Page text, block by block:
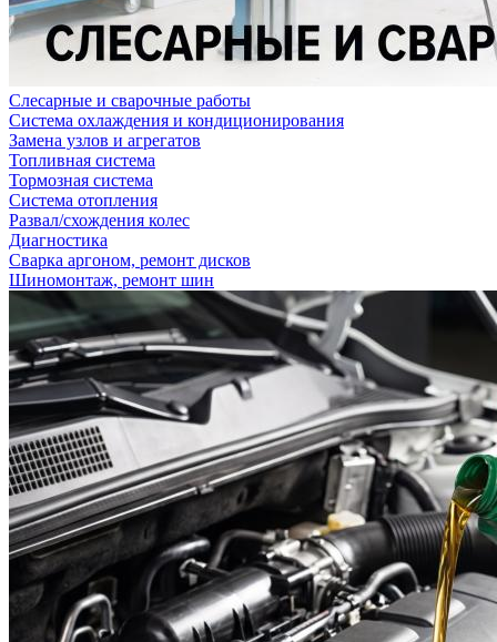
Слесарные и сварочные работы
Система охлаждения и кондиционирования
Замена узлов и агрегатов
Топливная система
Тормозная система
Система отопления
Развал/схождения колес
Диагностика
Сварка аргоном, ремонт дисков
Шиномонтаж, ремонт шин